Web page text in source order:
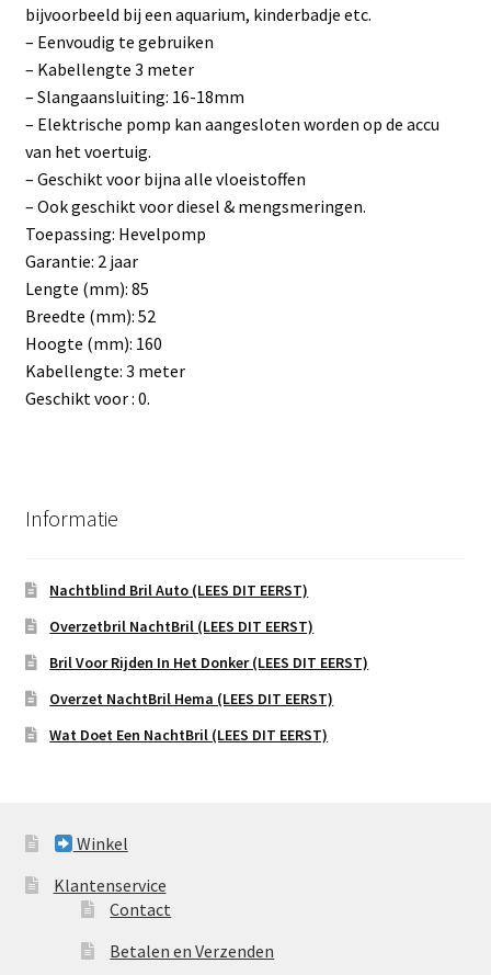
bijvoorbeeld bij een aquarium, kinderbadje etc.
– Eenvoudig te gebruiken
– Kabellengte 3 meter
– Slangaansluiting: 16-18mm
– Elektrische pomp kan aangesloten worden op de accu
van het voertuig.
– Geschikt voor bijna alle vloeistoffen
– Ook geschikt voor diesel & mengsmeringen.
Toepassing: Hevelpomp
Garantie: 2 jaar
Lengte (mm): 85
Breedte (mm): 52
Hoogte (mm): 160
Kabellengte: 3 meter
Geschikt voor : 0.
Informatie
Nachtblind Bril Auto (LEES DIT EERST)
Overzetbril NachtBril (LEES DIT EERST)
Bril Voor Rijden In Het Donker (LEES DIT EERST)
Overzet NachtBril Hema (LEES DIT EERST)
Wat Doet Een NachtBril (LEES DIT EERST)
Winkel
Klantenservice
Contact
Betalen en Verzenden